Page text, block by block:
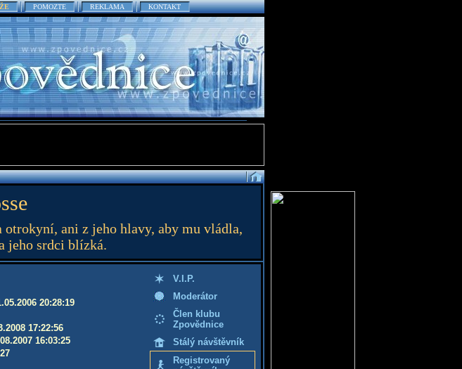
POMOZTE REKLAMA KONTAKT
ani z jeho hlavy, aby mu vládla,
jeho srdci blízká.
20:28:19
17:22:56
16:03:25
V.I.P.
Moderátor
Člen klubu
Zpovědnice
Stálý návštěvník
Registrovaný